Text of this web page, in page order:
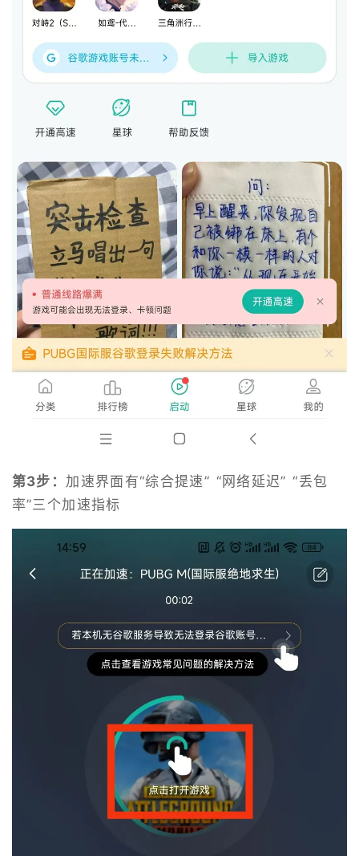
第3步： 加速界面有“综合提速” “网络延迟” “丢包
率”三个加速指标